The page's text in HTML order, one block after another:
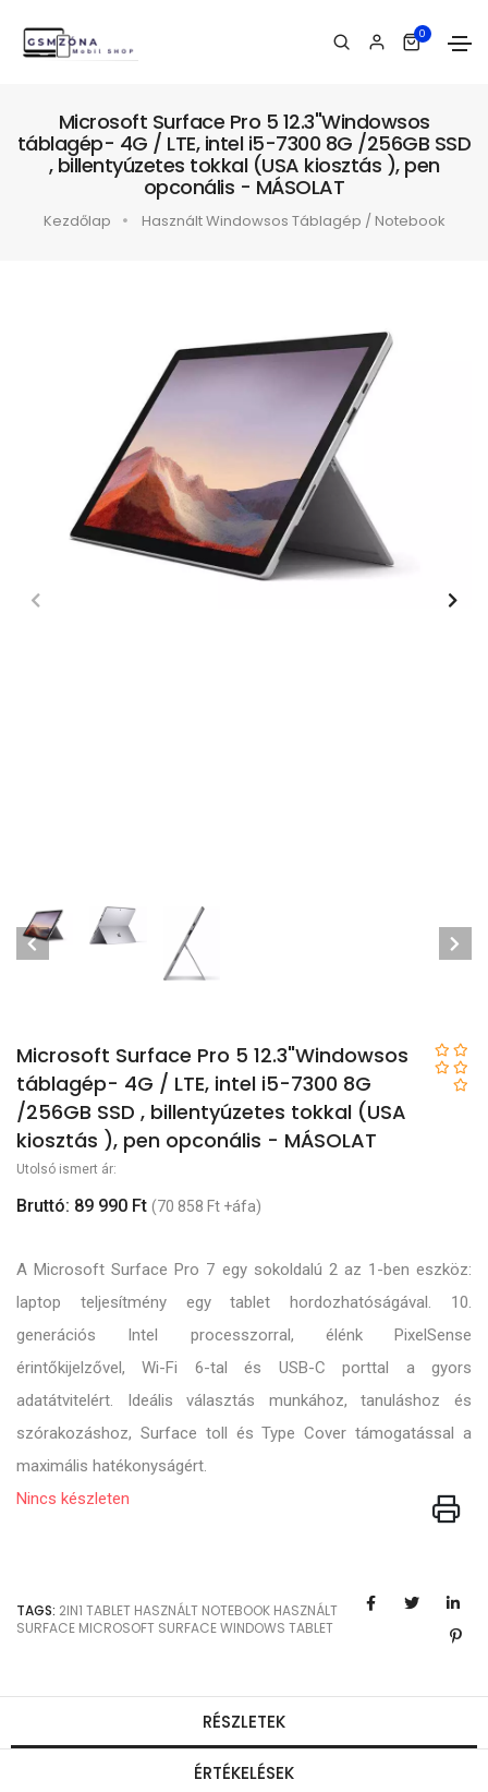
0
Microsoft Surface Pro 5 12.3"Windowsos
táblagép- 4G / LTE, intel i5-7300 8G /256GB SSD
, billentyúzetes tokkal (USA kiosztás ), pen
opconális - MÁSOLAT
Kezdőlap Használt Windowsos Táblagép / Notebook
Microsoft Surface Pro 5 12.3"Windowsos
táblagép- 4G / LTE, intel i5-7300 8G
/256GB SSD , billentyúzetes tokkal (USA
kiosztás ), pen opconális - MÁSOLAT
Utolsó ismert ár:
Bruttó: 89 990 Ft (70 858 Ft +áfa)
A Microsoft Surface Pro 7 egy sokoldalú 2 az 1-ben eszköz:
laptop teljesítmény egy tablet hordozhatóságával. 10.
generációs Intel processzorral, élénk PixelSense
érintőkijelzővel, Wi-Fi 6-tal és USB-C porttal a gyors
adatátvitelért. Ideális választás munkához, tanuláshoz és
szórakozáshoz, Surface toll és Type Cover támogatással a
maximális hatékonyságért.
Nincs készleten
TAGS: 2IN1 TABLET HASZNÁLT NOTEBOOK HASZNÁLT
SURFACE MICROSOFT SURFACEWINDOWS TABLET
RÉSZLETEK
ÉRTÉKELÉSEK